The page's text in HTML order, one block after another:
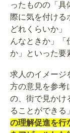
ったものの「具
際に気を付ける
どれくらいか」
んなときか」「
か」といった要
求人のイメージ
方の意見を参考
の、街で見かけ
ることができる
の理解促進を行